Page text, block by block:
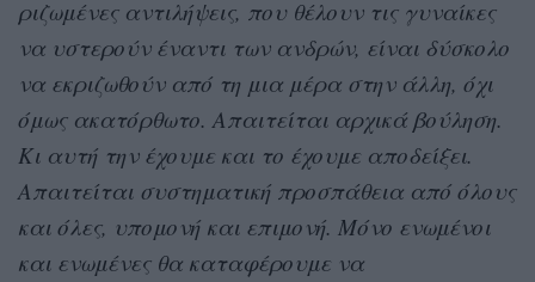
ριζωμένες αντιλήψεις, που θέλουν τις γυναίκες
να υστερούν έναντι των ανδρών, είναι δύσκολο
να εκριζωθούν από τη μια μέρα στην άλλη, όχι
όμως ακατόρθωτο. Απαιτείται αρχικά βούληση.
Κι αυτή την έχουμε και το έχουμε αποδείξει.
Απαιτείται συστηματική προσπάθεια από όλους
και όλες, υπομονή και επιμονή. Μόνο ενωμένοι
και ενωμένες θα καταφέρουμε να